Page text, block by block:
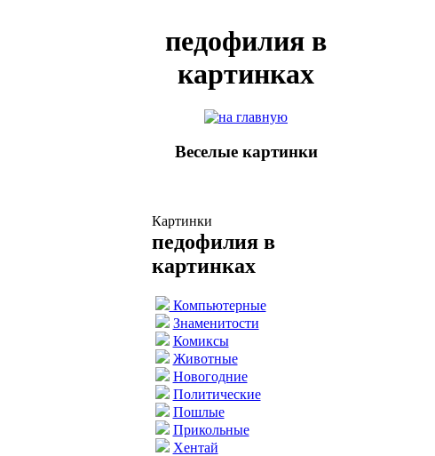
педофилия в
картинках
Веселые картинки
Картинки
педофилия в
картинках
Компьютерные
Знаменитости
Комиксы
Животные
Новогодние
Политические
Пошлые
Прикольные
Хентай